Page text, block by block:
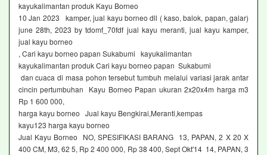
kayukalimantan produk Kayu Borneo
10 Jan 2023 kamper, jual kayu borneo dll ( kaso, balok, papan, galar)
june 28th, 2023 by tdomf_70fdf jual kayu meranti, jual kayu kamper,
jual kayu borneo
, Cari kayu borneo papan Sukabumi kayukalimantan
kayukalimantan produk Cari kayu borneo papan Sukabumi
dan cuaca di masa pohon tersebut tumbuh melalui variasi jarak antar
cincin pertumbuhan Kayu Borneo Papan ukuran 2x20x4m harga m3
Rp 1 600 000,
harga kayu borneo Jual kayu Bengkirai,Meranti,kempas
kayu123 harga kayu borneo
Jual Kayu Borneo NO, SPESIFIKASI BARANG 13, PAPAN, 2 X 20 X
400 CM, M3, 62 5, Rp 2 400 000, Rp 38 400, Sept Okt'14 14, PAPAN, 3